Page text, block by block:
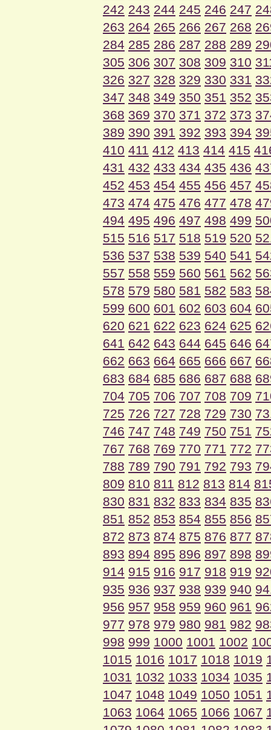
242 243 244 245 246 247
263 264 265 266 267 268
284 285 286 287 288 289
305 306 307 308 309 310
326 327 328 329 330 331
347 348 349 350 351 352
368 369 370 371 372 373
389 390 391 392 393 394
410 411 412 413 414 415
431 432 433 434 435 436
452 453 454 455 456 457
473 474 475 476 477 478
494 495 496 497 498 499
515 516 517 518 519 520
536 537 538 539 540 541
557 558 559 560 561 562
578 579 580 581 582 583
599 600 601 602 603 604
620 621 622 623 624 625
641 642 643 644 645 646
662 663 664 665 666 667
683 684 685 686 687 688
704 705 706 707 708 709
725 726 727 728 729 730
746 747 748 749 750 751
767 768 769 770 771 772
788 789 790 791 792 793
809 810 811 812 813 814
830 831 832 833 834 835
851 852 853 854 855 856
872 873 874 875 876 877
893 894 895 896 897 898
914 915 916 917 918 919
935 936 937 938 939 940
956 957 958 959 960 961
977 978 979 980 981 982
998 999 1000 1001 1002
1015 1016 1017 1018 1019
1031 1032 1033 1034 1035
1047 1048 1049 1050 1051
1063 1064 1065 1066 1067